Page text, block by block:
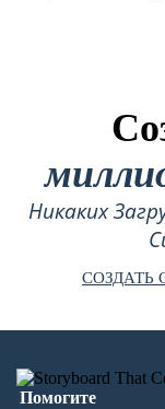
Никаких
СОЗДАТЬ
Помогите